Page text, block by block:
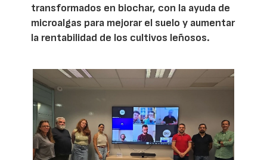
transformados en biochar, con la ayuda de
microalgas para mejorar el suelo y aumentar
la rentabilidad de los cultivos leñosos.